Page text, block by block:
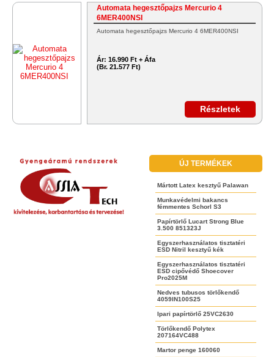
Automata hegesztőpajzs Mercurio 4
6MER400NSI
Automata hegesztőpajzs Mercurio 4 6MER400NSI
Ár: 16.990 Ft + Áfa
(Br. 21.577 Ft)
Részletek
ÚJ TERMÉKEK
Mártott Latex kesztyű Palawan
Munkavédelmi bakancs
fémmentes Schorl S3
Papírtörlő Lucart Strong Blue
3.500 851323J
Egyszerhasználatos tisztatéri
ESD Nitril kesztyű kék
Egyszerhasználatos tisztatéri
ESD cipővédő Shoecover
Pro2025M
Nedves tubusos törlőkendő
4059IN100S25
Ipari papírtörlő 25VC2630
Törlőkendő Polytex
207164VC488
Martor penge 160060